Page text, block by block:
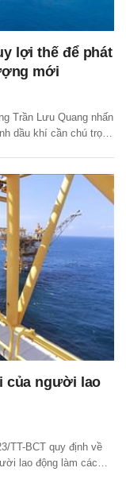
lợi thế để phát
mới
Trần Lưu Quang nhấn
dầu khí cần chú trọng
của người lao
TT-BCT quy định về
lao động làm các